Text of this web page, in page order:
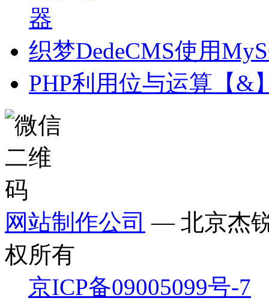
器
织梦DedeCMS使用
PHP利用位与运算【&
网站制作公司 — 北京杰
权所有
京ICP备09005099号-7